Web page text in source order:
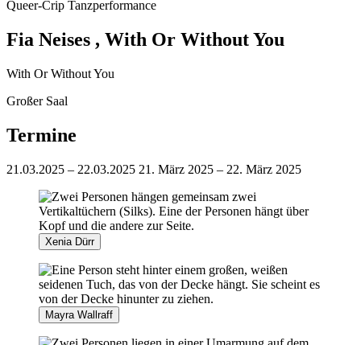
Queer-Crip Tanzperformance
Fia Neises , With Or Without You
With Or Without You
Großer Saal
Termine
21.03.2025 – 22.03.2025 21. März 2025 – 22. März 2025
Xenia Dürr
Mayra Wallraff